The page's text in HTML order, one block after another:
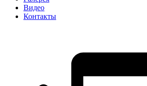
Видео
Контакты